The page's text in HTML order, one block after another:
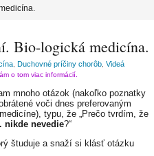
Bio-logická medicína.
, Duchovné príčiny chorôb, Videá
o tom viac informácií.
mnoho otázok (nakoľko poznatky
voči dnes preferovaným
typu, že „Prečo tvrdím, že
nikde nevedie?“
študuje a snaží si klásť otázku